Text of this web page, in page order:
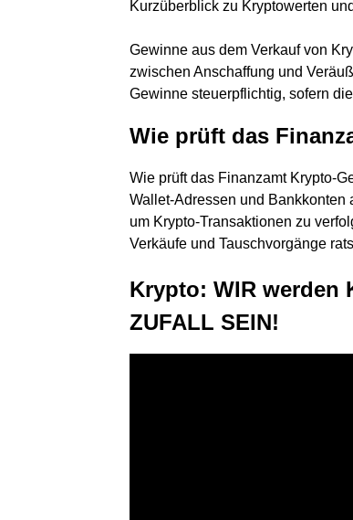
Kurzüberblick zu Kryptowerten
Gewinne aus dem Verkauf von
zwischen Anschaffung und
Gewinne steuerpflichtig, sofern
Wie prüft das
Wie prüft das Finanzamt Krypto-
Wallet-Adressen und Bankkonten
um Krypto-Transaktionen zu
Verkäufe und Tauschvorgänge
Krypto: WIR werden
ZUFALL SEIN!